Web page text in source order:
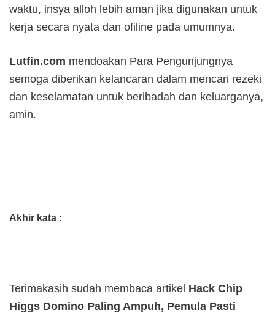
waktu, insya alloh lebih aman jika digunakan untuk
kerja secara nyata dan ofiline pada umumnya.
Lutfin.com mendoakan Para Pengunjungnya
semoga diberikan kelancaran dalam mencari rezeki
dan keselamatan untuk beribadah dan keluarganya,
amin.
Akhir kata :
Terimakasih sudah membaca artikel Hack Chip
Higgs Domino Paling Ampuh, Pemula Pasti